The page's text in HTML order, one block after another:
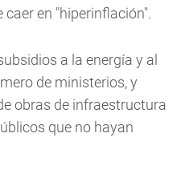
caer en "hiperinflación".
a la energía y al
de ministerios, y
obras de infraestructura
que no hayan